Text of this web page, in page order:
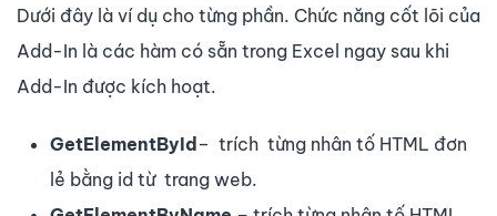
Dưới đây là ví dụ cho từng phần. Chức năng cốt lõi của
Add-In là các hàm có sẵn trong Excel ngay sau khi
Add-In được kích hoạt.
GetElementById – trích từng nhân tố HTML đơn
lẻ bằng id từ trang web.